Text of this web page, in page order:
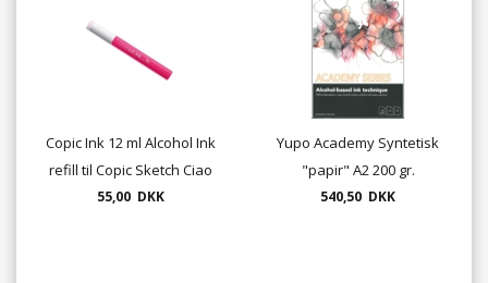
Copic Ink 12 ml Alcohol Ink
refill til Copic Sketch Ciao
og Classic
55,00 DKK
Yupo Academy Syntetisk
"papir" A2 200 gr.
540,50 DKK